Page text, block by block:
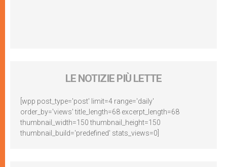
LE NOTIZIE PIÙ LETTE
[wpp post_type='post' limit=4 range='daily'
order_by='views' title_length=68 excerpt_length=68
thumbnail_width=150 thumbnail_height=150
thumbnail_build='predefined' stats_views=0]